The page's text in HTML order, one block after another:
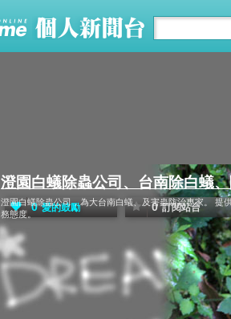
澄園白蟻除蟲公司、台南除白蟻
澄園白蟻除蟲公司，為大台南白蟻、及害蟲防治專家。 提
務態度。
0 愛的鼓勵 0 訂閱站台